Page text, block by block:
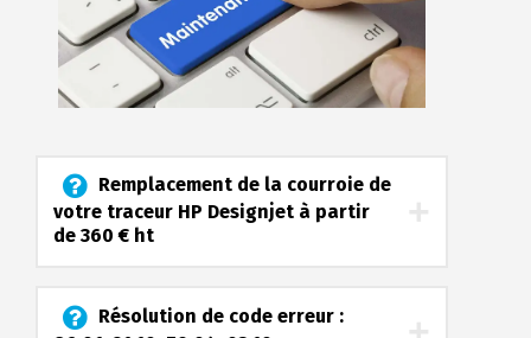
Remplacement de la courroie de
votre traceur HP Designjet à partir
de 360 € ht
Résolution de code erreur :